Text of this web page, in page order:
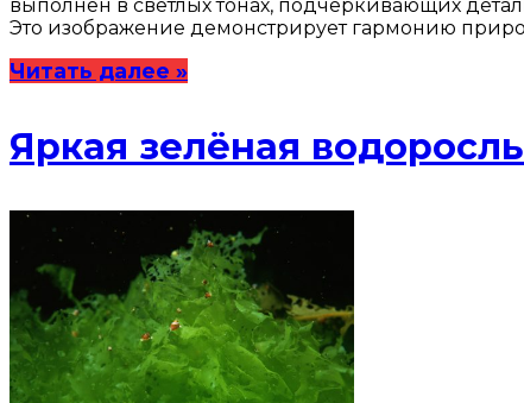
выполнен в светлых тонах, подчеркивающих
Это изображение демонстрирует гармонию
Читать далее »
Яркая зелёная